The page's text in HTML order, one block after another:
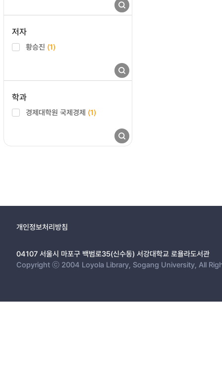
저자
황승진 (1)
학과
경제대학원 국제경제 (1)
개인정보처리방침
04107 서울시 마포구 백범로35(신수동) 서강대학교 로욜라도서관
Copyright ⓒ 2004 Loyola Library, Sogang University, All